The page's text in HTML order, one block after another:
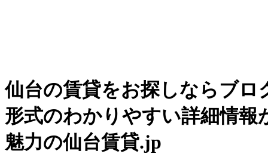
仙台の賃貸をお探しならブロ
形式のわかりやすい詳細情報
魅力の仙台賃貸.jp